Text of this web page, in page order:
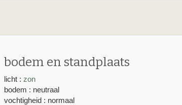
bodem en standplaats
licht : zon
bodem : neutraal
vochtigheid : normaal